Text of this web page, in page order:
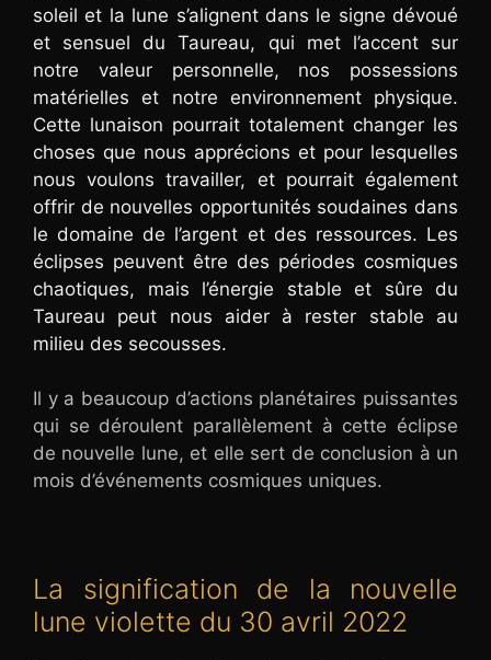
soleil et la lune s’alignent dans le signe dévoué
et sensuel du Taureau, qui met l’accent sur
notre valeur personnelle, nos possessions
matérielles et notre environnement physique.
Cette lunaison pourrait totalement changer les
choses que nous apprécions et pour lesquelles
nous voulons travailler, et pourrait également
offrir de nouvelles opportunités soudaines dans
le domaine de l’argent et des ressources. Les
éclipses peuvent être des périodes cosmiques
chaotiques, mais l’énergie stable et sûre du
Taureau peut nous aider à rester stable au
milieu des secousses.
Il y a beaucoup d’actions planétaires puissantes
qui se déroulent parallèlement à cette éclipse
de nouvelle lune, et elle sert de conclusion à un
mois d’événements cosmiques uniques.
La signification de la nouvelle
lune violette du 30 avril 2022